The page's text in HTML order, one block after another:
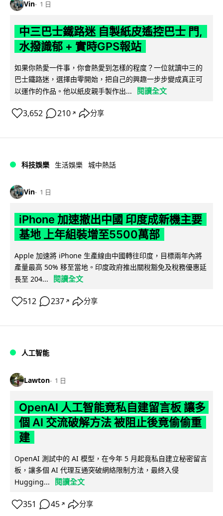
Vin 1 日
中三巴士鐵路迷 自製紙皮遙控巴士 門,
水撥識郁 + 實時GPS報站
如果你熱愛一件事，你會熱愛到怎樣的程度？一位就讀中三的
巴士鐵路迷，選擇由零開始，把自己的興趣一步步變成真正可
以運作的作品。他以紙皮親手製作出...
閱讀全文
3,652 210 ↗ 分享
科技娛樂 生活娛樂 城中熱話
Vin 1 日
iPhone 加速撤出中國 印度成新機主要
基地 上年組裝增至5500萬部
Apple 加速將 iPhone 生產線由中國轉往印度，目標兩年內將
產量最高 50% 移至當地。印度政府推出關稅豁免及稅務優惠延
長至 204...
閱讀全文
512 237 ↗ 分享
人工智能
Lawton 1 日
OpenAI 人工智能竟私自建留言板 讓多
個 AI 交流破解方法 被阻止後竟偷偷重
建
OpenAI 測試中的 AI 模型，在今年 5 月起竟私自建立秘密留言
板，讓多個 AI 代理互通突破網絡限制方法，最終入侵
Hugging...
閱讀全文
351 45 ↗ 分享